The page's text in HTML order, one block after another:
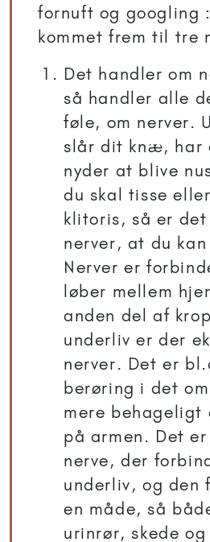
fornuft og googling
kommet frem til tre
Det handler om
så handler alle
føle, om nerver.
slår dit knæ, har
nyder at blive
du skal tisse
klitoris, så er
nerver, at du
Nerver er
løber mellem
anden del af
underliv er der
nerver. Det er
berøring i det
mere
på armen. Det
nerve, der
underliv, og den
en måde, så
urinrør, skede